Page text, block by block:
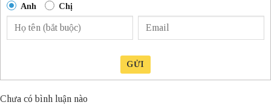
Anh Chị
GỬI
Chưa có bình luận nào